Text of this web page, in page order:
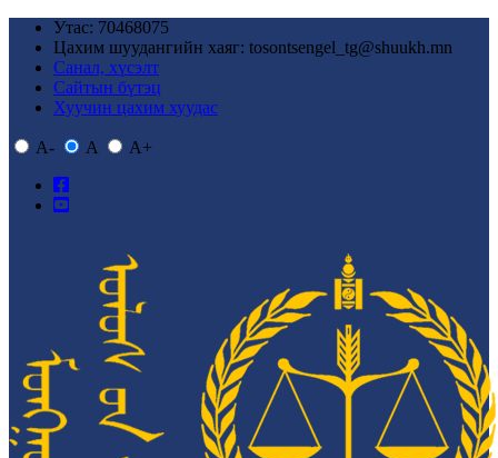
Утас: 70468075
Цахим шуудангийн хаяг: tosontsengel_tg@shuukh.mn
Санал, хүсэлт
Сайтын бүтэц
Хуучин цахим хуудас
A- A A+